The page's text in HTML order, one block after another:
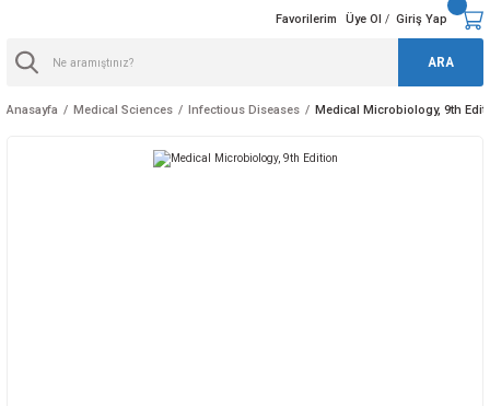
ARA
Favorilerim Üye Ol / Giriş Yap
Anasayfa Medical Sciences Infectious Diseases Medical Microbiology, 9th